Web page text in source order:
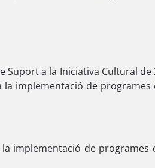
a la Iniciativa Cultural
implementació de
implementació de programes